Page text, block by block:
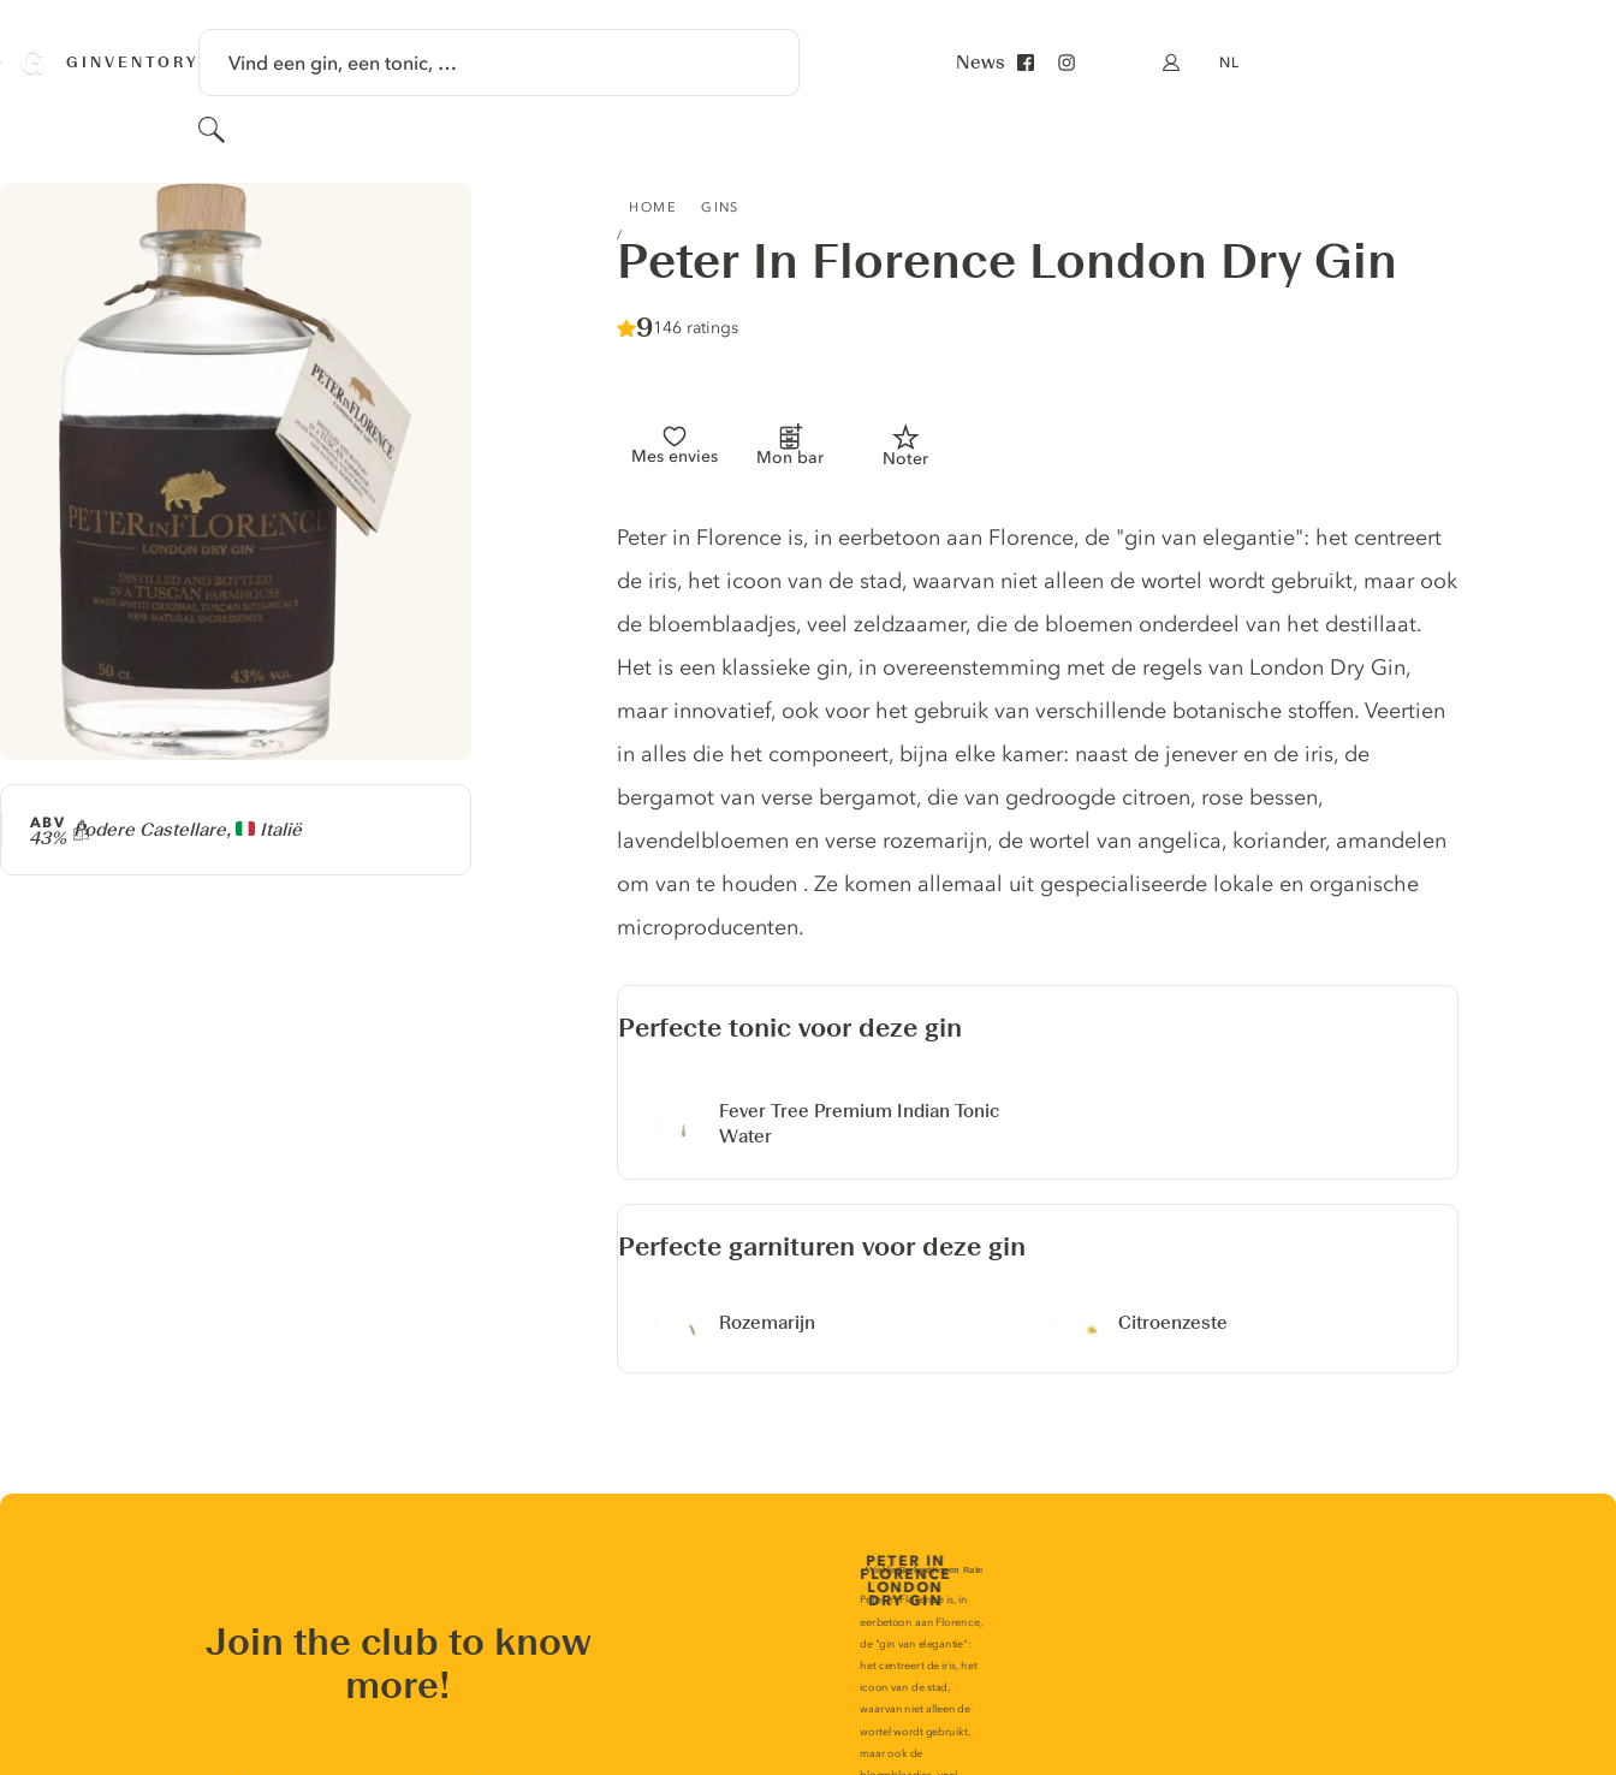
GINVENTORY Vind een gin, een tonic, …
Zoeken
News Mijn account
NL
HOME GINS
Peter In Florence London Dry Gin
Score :
9/ 10
146 ratings
Mes envies Mon bar Noter
Producer
Podere Castellare, Italië
ABV
43%
Gin description
Peter in Florence is, in eerbetoon aan Florence, de "gin van elegantie": het centreert
de iris, het icoon van de stad, waarvan niet alleen de wortel wordt gebruikt, maar ook
de bloemblaadjes, veel zeldzaamer, die de bloemen onderdeel van het destillaat.
Het is een klassieke gin, in overeenstemming met de regels van London Dry Gin,
maar innovatief, ook voor het gebruik van verschillende botanische stoffen. Veertien
in alles die het componeert, bijna elke kamer: naast de jenever en de iris, de
bergamot van verse bergamot, die van gedroogde citroen, rose bessen,
lavendelbloemen en verse rozemarijn, de wortel van angelica, koriander, amandelen
om van te houden . Ze komen allemaal uit gespecialiseerde lokale en organische
microproducenten.
Perfecte tonic voor deze gin
Fever Tree Premium Indian Tonic
Water
Perfecte garnituren voor deze gin
Rozemarijn Citroenzeste
Join the club to know
more!